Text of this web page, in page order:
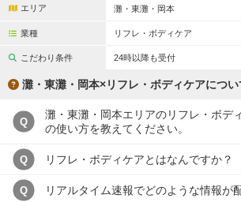
エリア 灘・東灘・岡本
業種 リフレ・ボディケア
こだわり条件 24時以降も受付
灘・東灘・岡本×リフレ・ボディケアにつ
Q
灘・東灘・岡本エリアのリフレ・ボデ
の使い方を教えてください。
Q リフレ・ボディケアとはなんですか？
Q リアルタイム速報でどのような情報が